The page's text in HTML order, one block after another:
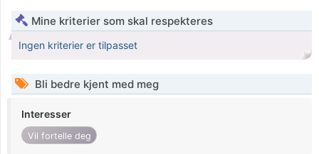
Mine kriterier som skal respekteres
Ingen kriterier er tilpasset
Bli bedre kjent med meg
Interesser
Vil fortelle deg